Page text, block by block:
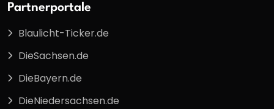
Partnerportale
Blaulicht-Ticker.de
DieSachsen.de
DieBayern.de
DieNiedersachsen.de